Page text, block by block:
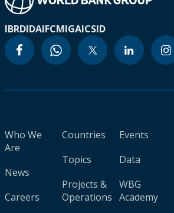
IBRDIDAIFCMIGAICSID
Who We
Are
News
Careers
Countries
Topics
Projects &
Operations
Events
Data
WBG
Academy